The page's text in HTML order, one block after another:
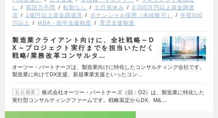
し
英語力不問 転勤なし 土日祝休み
3,000万円以上資金調達
済
1億円以上資金調達済 ポテンシャル採用（未経験可）
年収600
万以上
MBA・留学支援制度 育児支援制度
製造業クライアント向けに、全社戦略～D
X～プロジェクト実行までを担当いただく
戦略/業務改革コンサルタ…
オーツー・パートナーズは、製造業向けに特化したコンサルティング会社です。
製造業に向けてDX支援、新規事業支援といったコン…
会社概要
株式会社オーツー・パートナーズ（旧：O2）は、製造業に特化した
実行型コンサルティングファームです。戦略策定からDX、M&…